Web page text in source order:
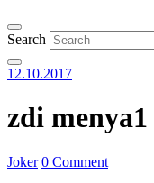
Search
12.10.2017
zdi menya1
Joker 0 Comment